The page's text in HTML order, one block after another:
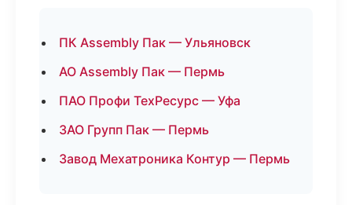
ПК Assembly Пак — Ульяновск
АО Assembly Пак — Пермь
ПАО Профи ТехРесурс — Уфа
ЗАО Групп Пак — Пермь
Завод Мехатроника Контур — Пермь